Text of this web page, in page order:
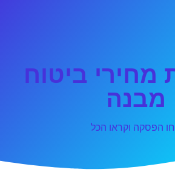
מחירי ביטוח
מבנה
הפסקה וקראו הכל